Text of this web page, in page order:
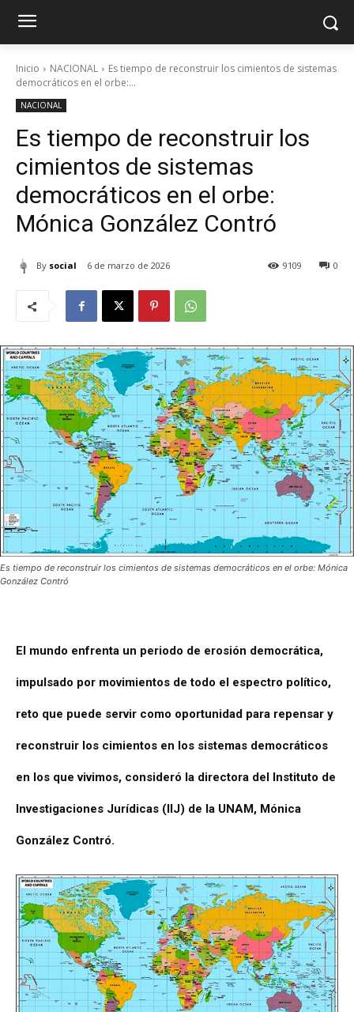
Inicio NACIONAL
Es tiempo de reconstruir los cimientos de sistemas
democráticos en el orbe:...
NACIONAL
Es tiempo de reconstruir los
cimientos de sistemas
democráticos en el orbe:
Mónica González Contró
By social 6 de marzo de 2026 0
9109
Es tiempo de reconstruir los cimientos de sistemas democráticos en el orbe: Mónica
González Contró
El mundo enfrenta un periodo de erosión democrática,
impulsado por movimientos de todo el espectro político,
reto que puede servir como oportunidad para repensar y
reconstruir los cimientos en los sistemas democráticos
en los que vivimos, consideró la directora del Instituto de
Investigaciones Jurídicas (IIJ) de la UNAM, Mónica
González Contró.